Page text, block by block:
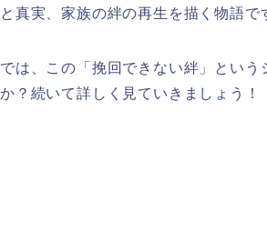
と真実、家族の絆の再生を描く物語で
では、この 「挽回できない絆」
という
か？続いて詳しく見ていきましょう！